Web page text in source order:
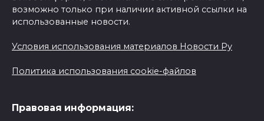
возможно только при наличии активной ссылки на
использованные новости.
Условия использования материалов Новости Ру
Политика использования cookie-файлов
Правовая информация: